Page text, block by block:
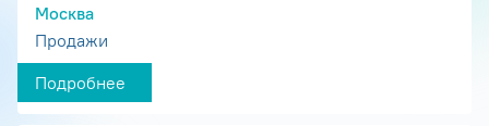
Москва
Продажи
Подробнее